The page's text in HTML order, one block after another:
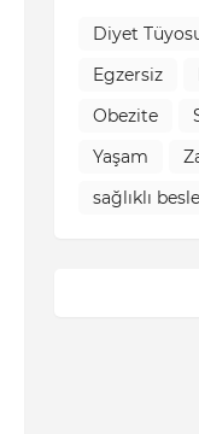
Diyet
Egzersiz
Obezite
Yaşam
sağlıklı